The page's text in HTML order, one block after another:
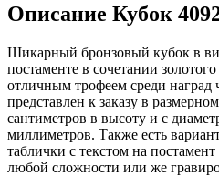
Описание Кубок
Шикарный бронзовый кубок в
постаменте в сочетании
отличным трофеем среди наград
представлен к заказу в
сантиметров в высоту и с
миллиметров. Также есть
таблички с текстом на
любой сложности или же